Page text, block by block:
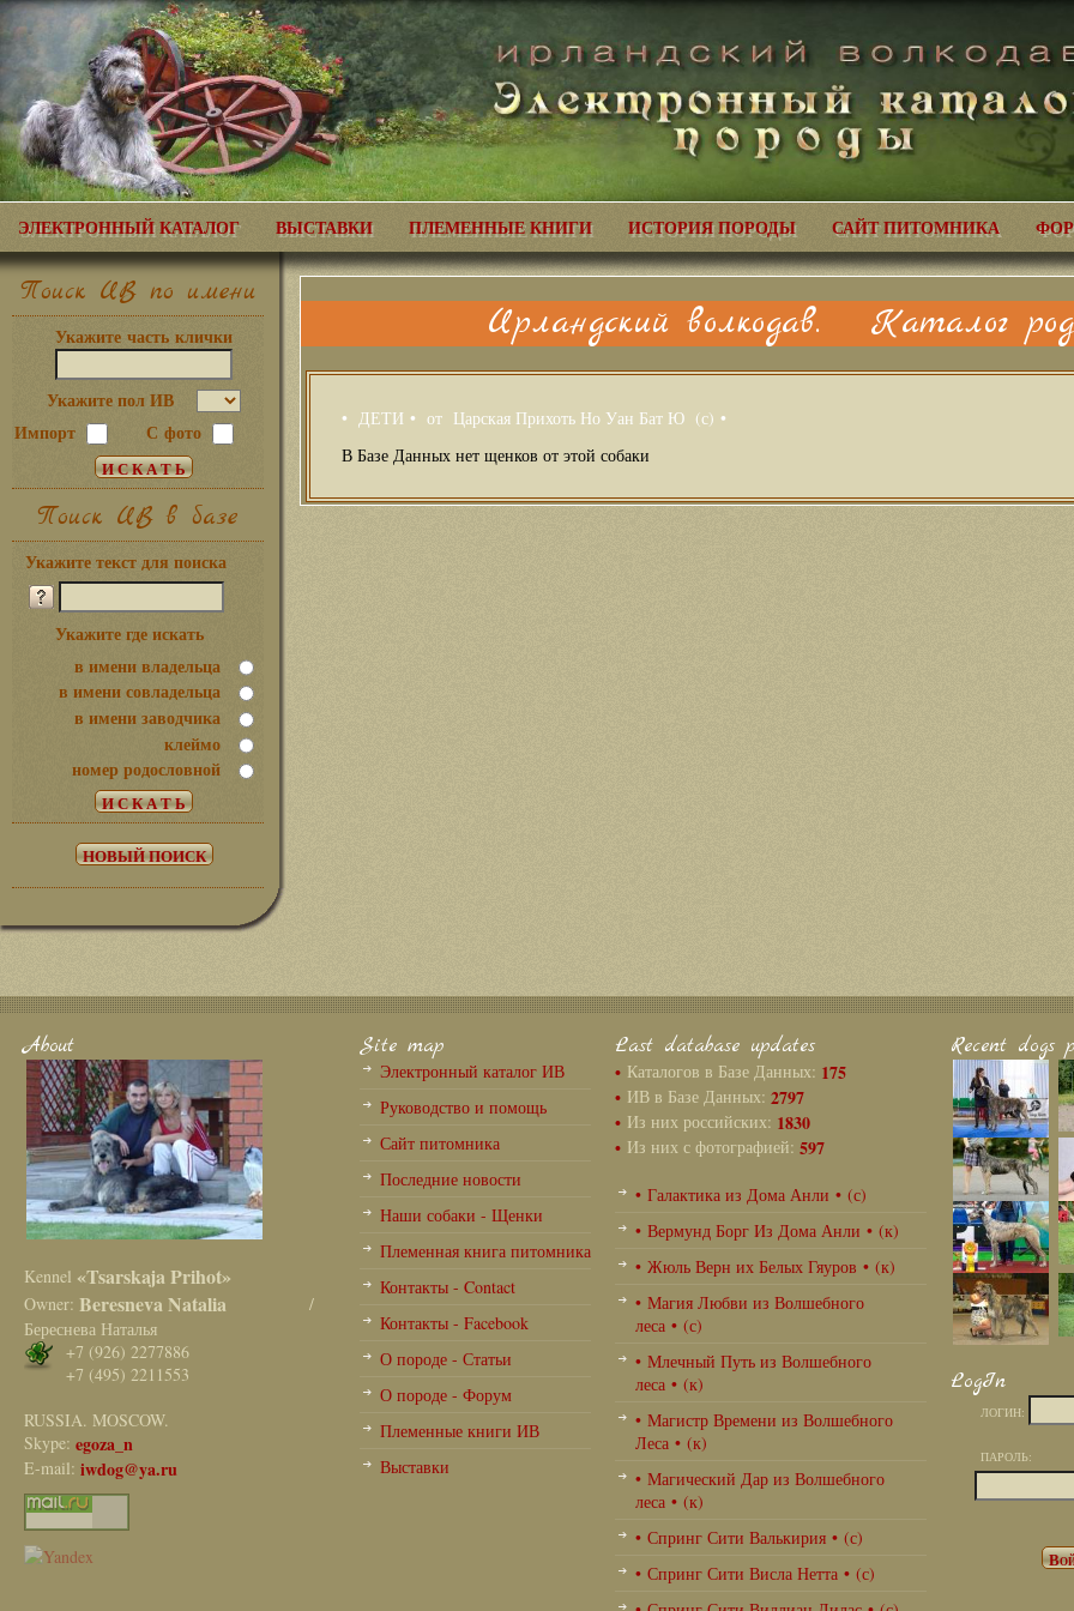
ЭЛЕКТРОННЫЙ КАТАЛОГ ВЫСТАВКИ ПЛЕМЕННЫЕ КНИГИ ИСТОРИЯ ПОРОДЫ САЙТ ПИТОМНИКА
Поиск ИВ по имени
Укажите часть клички
Укажите пол ИВ
Импорт
С фото
Поиск ИВ в базе
Укажите текст для поиска
Укажите где искать
в имени владельца
в имени совладельца
в имени заводчика
клеймо
номер родословной
Ирландский волкодав. Каталог
• ДЕТИ • от Царская Прихоть Но Уан Бат Ю (с) •
В Базе Данных нет щенков от этой собаки
About
Kennel «Tsarskaja Prihot»
Owner: Beresneva Natalia /
Береснева Наталья
+7 (926) 2277886
+7 (495) 2211553
RUSSIA. MOSCOW.
Skype: egoza_n
E-mail: iwdog@ya.ru
Site map
Электронный каталог ИВ
Руководство и помощь
Сайт питомника
Последние новости
Наши собаки - Щенки
Племенная книга питомника
Контакты - Contact
Контакты - Facebook
О породе - Статьи
О породе - Форум
Племенные книги ИВ
Выставки
Last database updates
• Каталогов в Базе Данных: 175
• ИВ в Базе Данных: 2797
• Из них российских: 1830
• Из них с фотографией: 597
• Галактика из Дома Анли • (с)
• Вермунд Борг Из Дома Анли • (к)
• Жюль Верн их Белых Гяуров • (к)
• Магия Любви из Волшебного
леса • (с)
• Млечный Путь из Волшебного
леса • (к)
• Магистр Времени из Волшебного
Леса • (к)
• Магический Дар из Волшебного
леса • (к)
• Спринг Сити Валькирия • (с)
• Спринг Сити Висла Нетта • (с)
Recent dogs
LogIn
ЛОГИН:
ПАРОЛЬ: